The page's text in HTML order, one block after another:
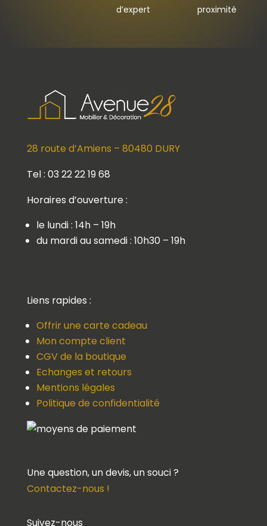
d’expert
proximité
28 route d’Amiens – 80480 DURY
Tel : 03 22 22 19 68
Horaires d’ouverture :
le lundi : 14h – 19h
du mardi au samedi : 10h30 – 19h
Liens rapides :
Offrir une carte cadeau
Mon compte client
CGV de la boutique
Echanges et retours
Mentions légales
Politique de confidentialité
Une question, un devis, un souci ?
Contactez-nous !
Suivez-nous